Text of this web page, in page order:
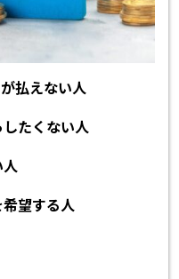
払えない人
たくない人
望する人